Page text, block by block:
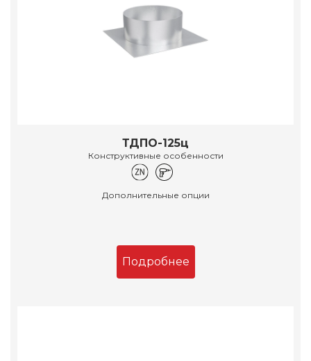
ТДПО-125ц
Конструктивные особенности
Дополнительные опции
Подробнее